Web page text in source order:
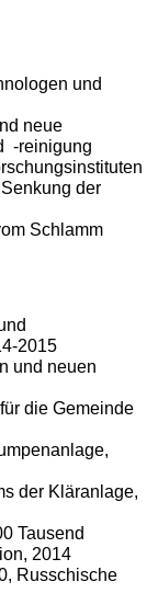
und
neue
-reinigung
der
Schlamm
2015
und neuen
die Gemeinde
der Kläranlage,
Tausend
2014
Russchische